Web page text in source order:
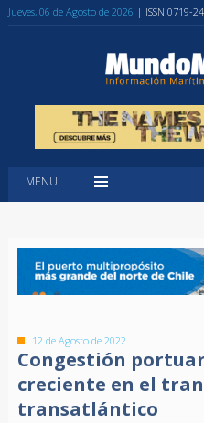
Jueves, 06 de Agosto de 2026 | ISSN 0719-
MENU
12 de Agosto de 2022
Congestión
creciente en el
transatlántico